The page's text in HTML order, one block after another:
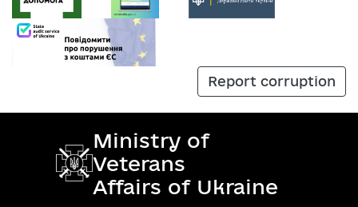
Report corruption
Ministry of
Veterans
Affairs of Ukraine